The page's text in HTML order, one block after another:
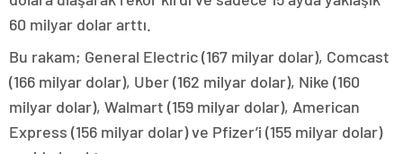
60 milyar dolar arttı.
Bu rakam; General Electric (167 milyar dolar), Comcast
(166 milyar dolar), Uber (162 milyar dolar), Nike (160
milyar dolar), Walmart (159 milyar dolar), American
Express (156 milyar dolar) ve Pfizer’i (155 milyar dolar)